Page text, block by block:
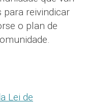
para reivindicar
o plan de
Lei de